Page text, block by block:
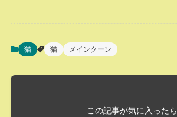
猫 猫 メインクーン
この記事が気に入ったら